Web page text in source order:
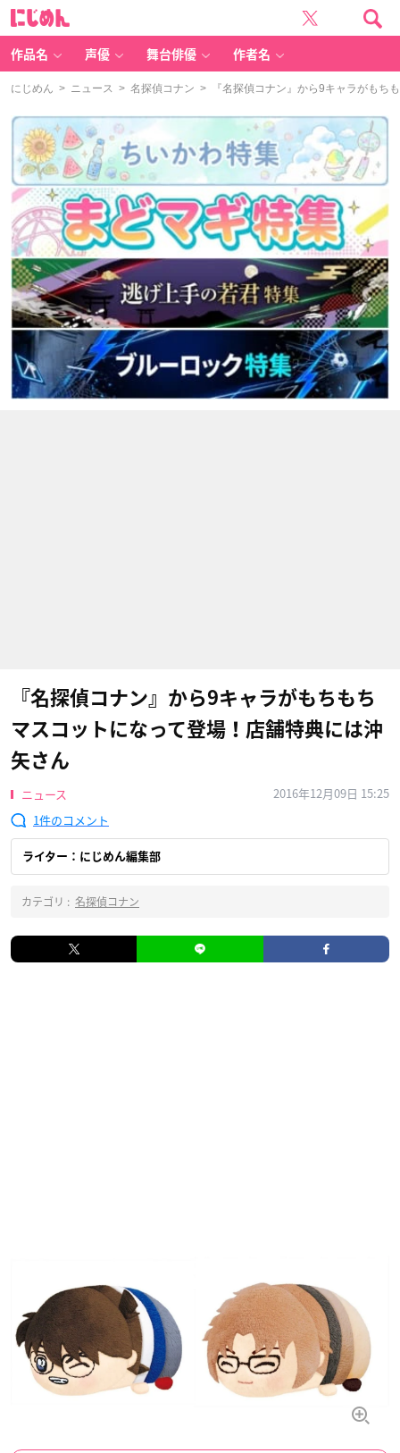
作品名 声優 舞台俳優 作者名
にじめん > ニュース > 名探偵コナン > 『名探偵コナン』から9キャラがもち
『名探偵コナン』から9キャラがもちもち
マスコットになって登場！店舗特典には沖
矢さん
ニュース
2016年12月09日 15:25
1
ライター：にじめん編集部
カテゴリ : 名探偵コナン